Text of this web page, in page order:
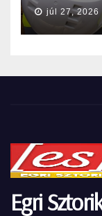
júl 27, 2026
Egri